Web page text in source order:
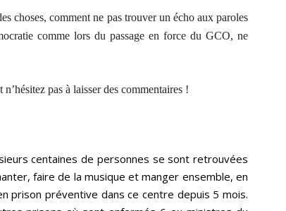
choses, comment ne pas trouver un écho aux paroles
comme lors du passage en force du GCO, ne
pas à laisser des commentaires !
centaines de personnes se sont retrouvées
faire de la musique et manger ensemble, en
prison préventive dans ce centre depuis 5 mois.